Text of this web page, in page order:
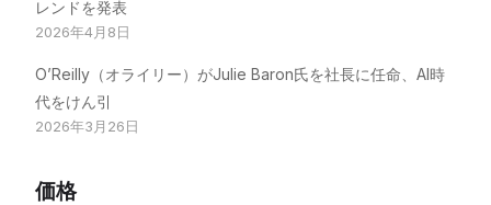
レンドを発表
2026年4月8日
O’Reilly（オライリー）がJulie Baron氏を社長に任命、AI時
代をけん引
2026年3月26日
価格